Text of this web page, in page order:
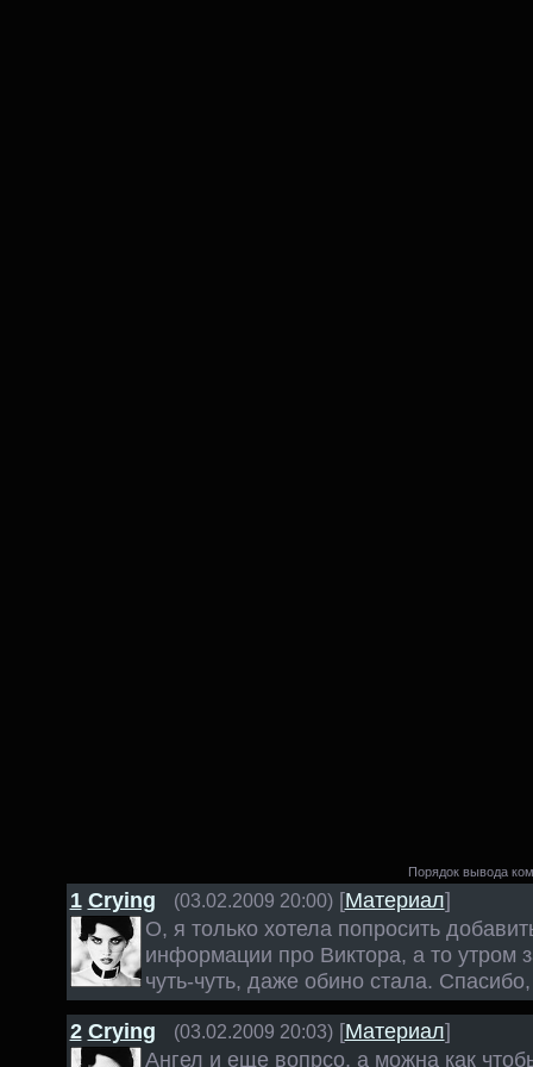
Порядок вывода
1 Crying (03.02.2009 20:00)[Материал]
О, я только хотела попросить
информации про Виктора, а то утром
чуть-чуть, даже обино стала.
2 Crying (03.02.2009 20:03)[Материал]
Ангел и еще вопрсо, а можна как